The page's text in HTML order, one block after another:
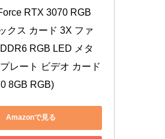
RTX 3070 RGB
クス カード 3X ファ
RGB LED メタ
レート ビデオ カード
8GB RGB)
Amazonで見る